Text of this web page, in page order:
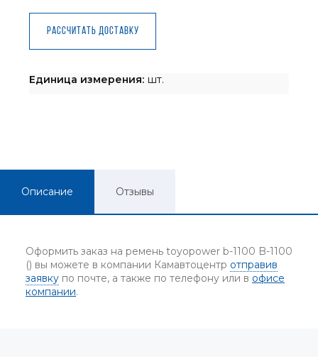
Рассчитать доставку
Единица измерения: шт.
Описание Отзывы
Оформить заказ на ремень toyopower b-1100 B-1100
() вы можете в компании Камавтоцентр отправив
заявку по почте, а также по телефону или в офисе
компании.